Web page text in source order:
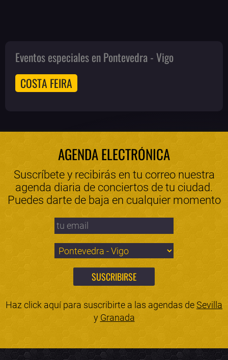
Eventos especiales en Pontevedra - Vigo
COSTA FEIRA
AGENDA ELECTRÓNICA
Suscríbete y recibirás en tu correo nuestra
agenda diaria de conciertos de tu ciudad.
Puedes darte de baja en cualquier momento
Haz click aquí para suscribirte a las agendas deSevilla
y Granada